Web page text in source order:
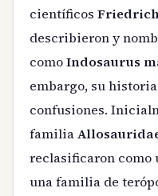
científicos
describieron y
comoIndosaurus
embargo, su
confusiones.
familia
reclasificaron como
una familia de